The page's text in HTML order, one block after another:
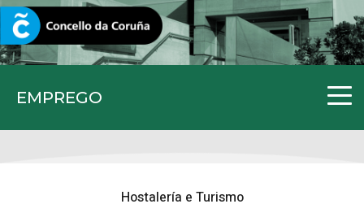
EMPREGO
CORUNA.GAL
Hostalería e Turismo